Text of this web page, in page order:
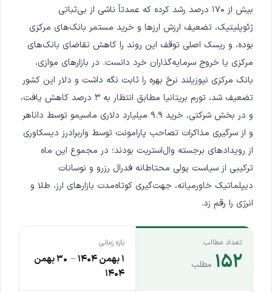
بیش از ۱۷۰ درصد رشد کرده که عمدتاً ناشی از بی‌ثباتی
ژئوپلیتیک، تضعیف ارزش ارزها و خرید مستمر بانک‌های مرکزی
بوده، و ریسک اصلی توقف این روند را کاهش تقاضای بانک‌های
مرکزی یا خروج سرمایه‌گذاران خرد دانست. در بازارهای موازی،
بانک مرکزی نیوزیلند نرخ بهره را ثابت نگه داشت و دلار این کشور
تضعیف شد، تورم بریتانیا مطابق انتظار به ۳ درصد کاهش یافت،
و در بخش شرکتی، خرید ۹.۹ میلیارد دلاری ماسیمو توسط داناهر
و از سرگیری مذاکرات تصاحب پارامونت توسط واربرادرز دیسکاوری
از رویدادهای برجسته وال‌استریت بودند؛ در مجموع این ماه
ترکیبی از سیاست پولی محتاطانه فدرال رزرو و نوسانات
دیپلماتیک خاورمیانه، جهت‌گیری کوتاه‌مدت بازارهای ارز، طلا و
انرژی را رقم زد.
تعداد مطالب
۱۵۲ مطلب
بازه زمانی
۱ بهمن ۱۴۰۴ –
۳۰ بهمن
۱۴۰۴